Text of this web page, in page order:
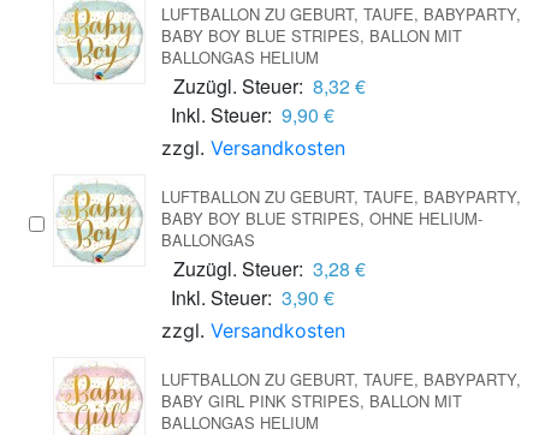
LUFTBALLON ZU GEBURT, TAUFE, BABYPARTY,
BABY BOY BLUE STRIPES, BALLON MIT
BALLONGAS HELIUM
Zuzügl. Steuer: 8,32 €
Inkl. Steuer: 9,90 €
zzgl. Versandkosten
LUFTBALLON ZU GEBURT, TAUFE, BABYPARTY,
BABY BOY BLUE STRIPES, OHNE HELIUM-
BALLONGAS
Zuzügl. Steuer: 3,28 €
Inkl. Steuer: 3,90 €
zzgl. Versandkosten
LUFTBALLON ZU GEBURT, TAUFE, BABYPARTY,
BABY GIRL PINK STRIPES, BALLON MIT
BALLONGAS HELIUM